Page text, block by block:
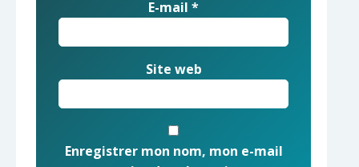
E-mail *
Site web
Enregistrer mon nom, mon e-mail